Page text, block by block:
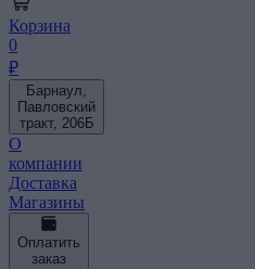
Корзина
0
₽
Барнаул,
Павловский
тракт, 206Б
О
компании
Доставка
Магазины
Оплатить
заказ